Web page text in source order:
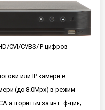
CVI/CVBS/IP цифров
или IP камери в
(до 8.0Mpx) в режим
алгоритъм за инт. ф-ции;